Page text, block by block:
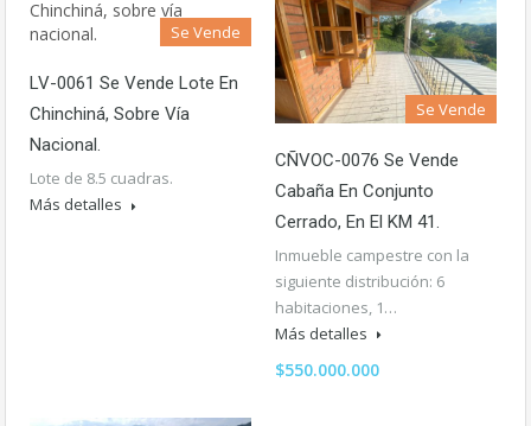
Se Vende
LV-0061 Se Vende Lote En
Chinchiná, Sobre Vía
Nacional.
Lote de 8.5 cuadras.
Más detalles
Se Vende
CÑVOC-0076 Se Vende
Cabaña En Conjunto
Cerrado, En El KM 41.
Inmueble campestre con la
siguiente distribución: 6
habitaciones, 1…
Más detalles
$550.000.000